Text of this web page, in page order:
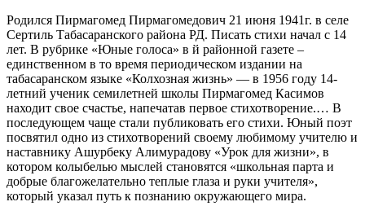
Родился Пирмагомед Пирмагомедович 21 июня 1941г. в селе
Сертиль Табасаранского района РД. Писать стихи начал с 14
лет. В рубрике «Юные голоса» в й районной газете –
единственном в то время периодическом издании на
табасаранском языке «Колхозная жизнь» — в 1956 году 14-
летний ученик семилетней школы Пирмагомед Касимов
находит свое счастье, напечатав первое стихотворение.… В
последующем чаще стали публиковать его стихи. Юный поэт
посвятил одно из стихотворений своему любимому учителю и
наставнику Ашурбеку Алимурадову «Урок для жизни», в
котором колыбелью мыслей становятся «школьная парта и
добрые благожелательно теплые глаза и руки учителя»,
который указал путь к познанию окружающего мира.